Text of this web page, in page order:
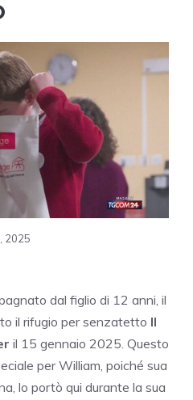
2025
dal figlio di 12 anni, il
il rifugio per senzatetto Il
il 15 gennaio 2025. Questo
per William, poiché sua
lo portò qui durante la sua